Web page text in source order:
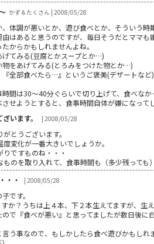
かず＆たくさん | 2008/05/28
体調が悪いとか、遊び食べとか、そういう時
はあると思うのですが、毎日そうだとママも
からかもしれませんよね。
げてみる(豆腐とかスープとか…)
物をあげてみる(とろみをつけた物とか…)
全部食べたら…』というご褒美(デザートなど
間は30～40分ぐらいで切り上げて、食べな
せようとすると、食事時間自体が嫌になって
います。
| 2008/05/28
とうございます。
変化が一番大きいでしょうか。
ですものね・・・
のを取り入れて、食事時間も（多少残っても
・・
| 2008/05/28
です。
か？うちは上４本、下２本生えてますが、
で『食べが悪い』と思ってましたが数日後に
う事なので、もしかしたら食べ遊びかもし